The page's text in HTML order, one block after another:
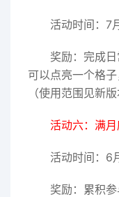
活动时间：7
奖励：完成
可以点亮一个格
（使用范围见新
活动六：满
活动时间：6
奖励：累积